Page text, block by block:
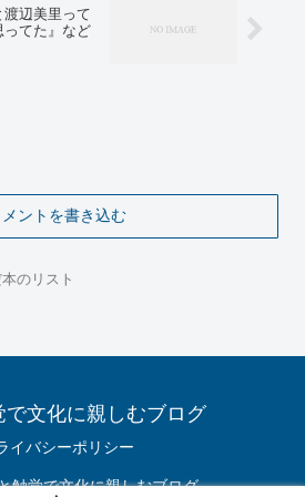
辺美里って
てた』など
メントを書き込む
のリスト
文化に親しむブログ
イバシーポリシー
触覚で文化に親しむブログ.